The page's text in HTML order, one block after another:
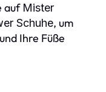
auf Mister
Schuhe, um
Ihre Füße